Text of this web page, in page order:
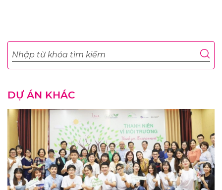
DỰ ÁN KHÁC